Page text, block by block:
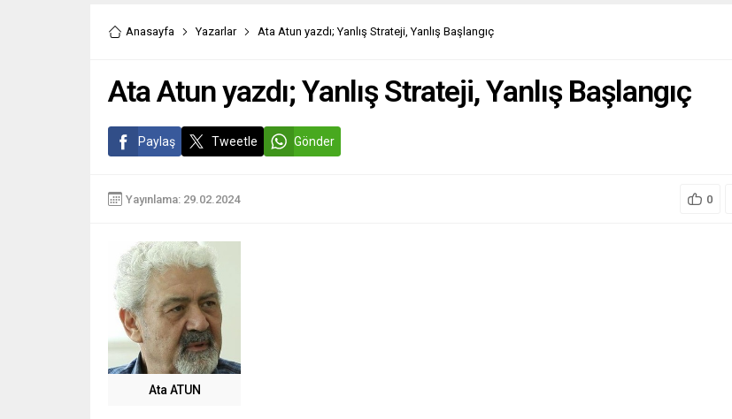
Anasayfa Yazarlar Ata Atun yazdı; Yanlış Strateji, Yanlış Başlangıç
Ata Atun yazdı; Yanlış Strateji, Yanlış Başlangıç
Paylaş Tweetle Gönder
Yayınlama: 29.02.2024 0
Ata ATUN